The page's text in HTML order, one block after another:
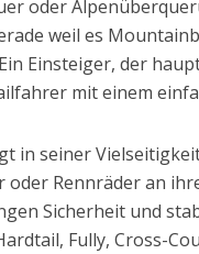
oder
weil es
Einsteiger, der
mit einem
in seiner
Rennräder an
Sicherheit und
Fully, Cross-